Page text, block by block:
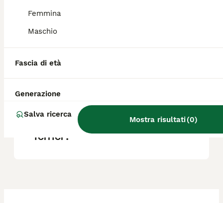
Femmina
Maschio
Fascia di età
Generazione
Salva ricerca
Mostra risultati(0)
terrier?
Che cos'è lo Scottish
Terrier?